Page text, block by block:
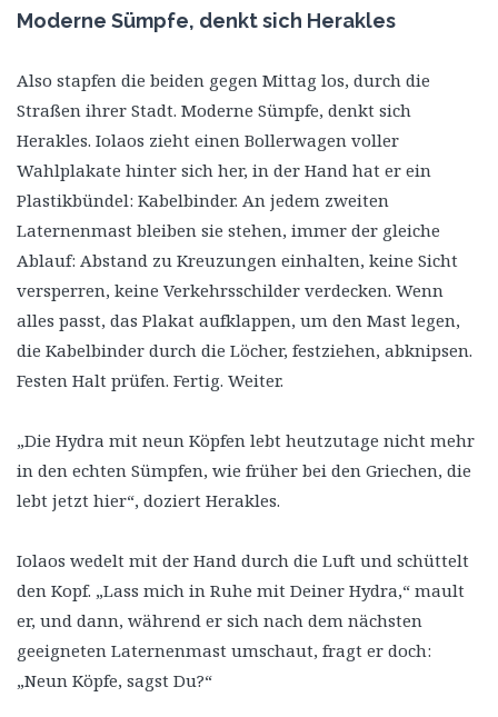
Moderne Sümpfe, denkt sich Herakles
Also stapfen die beiden gegen Mittag los, durch die
Straßen ihrer Stadt. Moderne Sümpfe, denkt sich
Herakles. Iolaos zieht einen Bollerwagen voller
Wahlplakate hinter sich her, in der Hand hat er ein
Plastikbündel: Kabelbinder. An jedem zweiten
Laternenmast bleiben sie stehen, immer der gleiche
Ablauf: Abstand zu Kreuzungen einhalten, keine Sicht
versperren, keine Verkehrsschilder verdecken. Wenn
alles passt, das Plakat aufklappen, um den Mast legen,
die Kabelbinder durch die Löcher, festziehen, abknipsen.
Festen Halt prüfen. Fertig. Weiter.
„Die Hydra mit neun Köpfen lebt heutzutage nicht mehr
in den echten Sümpfen, wie früher bei den Griechen, die
lebt jetzt hier“, doziert Herakles.
Iolaos wedelt mit der Hand durch die Luft und schüttelt
den Kopf. „Lass mich in Ruhe mit Deiner Hydra,“ mault
er, und dann, während er sich nach dem nächsten
geeigneten Laternenmast umschaut, fragt er doch:
„Neun Köpfe, sagst Du?“